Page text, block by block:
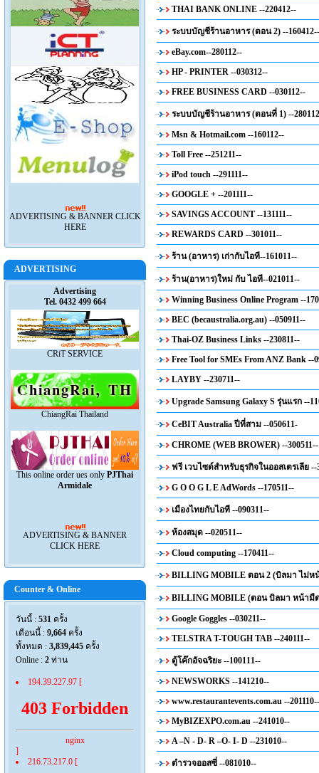
ADVERTISING & BANNER CLICK
HERE
ADVERTISING
Advertising
Tel. 0432 499 664
CRiT SERVICE
ChiangRai Thailand
This online order ues only PJThai
Armidale
ADVERTISING & BANNER
CLICK HERE
Counter & Online
วันนี้ : 531 ครั้ง
เดือนนี้ : 9,664 ครั้ง
ทั้งหมด : 3,839,445 ครั้ง
Online : 2 ท่าน
194.39.227.97 [
403 Forbidden
nginx
]
216.73.217.0 [
THAI BANK ONLINE --220412--
ระบบบัญชีร้านอาหาร (ตอน 2) --160412--
eBay.com--280112--
HP - PRINTER --030312--
FREE BUSINESS CARD --030112--
ระบบบัญชีร้านอาหาร (ตอนที่ 1) --
Msn & Hotmail.com --160112--
Toll Free --251211--
iPod touch --291111--
GOOGLE + --201111--
SAVINGS ACCOUNT --131111--
REWARDS CARD --301011--
ร้าน (อาหาร) เก่ากับไอที--161011--
ร้าน(อาหาร)ใหม่ กับ ไอที--021011--
Winning Business Online Program --
BEC (becaustralia.org.au) --050911--
Thai-OZ Business Links --230811--
Free Tool for SMEs From ANZ Bank --
LAYBY --230711--
Upgrade Samsung Galaxy S รุ่นแรก --
CeBIT Australia ปีที่สาม --050611-
CHROME (WEB BROWER) --300511--
ฟรี เวบไซด์สำหรับธุรกิจในออสเตรเลีย --
G O O G L E AdWords --170511--
เมืองไทยกับไอที --090311--
ห้องสมุด --020511--
Cloud computing --170411--
BILLING MOBILE ตอน 2 (บิลมา ไม่หน้
BILLING MOBILE (ตอน บิลมา หน้ามืด
Google Goggles --030211--
TELSTRA T-TOUGH TAB --240111--
ตู้โค๊กอัจฉริยะ --100111--
NEWSWORKS --141210--
www.restaurantevents.com.au --201110--
MyBIZEXPO.com.au --241010--
A –N - D- R –O- I- D --231010--
ตำรวจออสซี่ --081010--